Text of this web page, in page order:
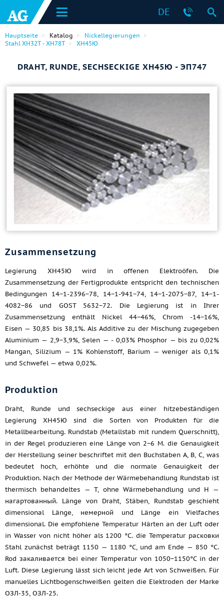
DE
Hauptseite Katalog
Nickellegierungen
Stahl ХН32Т - ХН78Т
ХН45Ю
DRAHT, RUNDE, SECHSECKIGE ХН45Ю - ЭП747
Zusammensetzung
Legierung ХН45Ю wird in offenen Elektroöfen. Die
Zusammensetzung der Fertigprodukte entspricht den technischen
Bedingungen 14−1-2396−78, 14−1-941−74, 14−1-2075−87, 14−1-
4082−86 und GOST 5632−72. Die Legierung ist in Ihrer
Zusammensetzung enthält Nickel 44−46%, Chrom -14−16%,
Eisen — 30,85 bis 38,1%. Als Additive zu der Mischung zugegeben
Aluminium — 2,9−3,9%, Selen — - 0,03% Phosphor — bis zu 0,02%
Mangan, Silizium — 1% Kohlenstoff, Barium — weniger als 0,1%
und Schwefel — etwa 0,02%.
Produktion
Draht, Runde und sechseckige aus einer hitzebeständigen
Legierung ХН45Ю sind die Sorten von Produkten für die
Metallbearbeitung. Rundstab (Metallstab mit rundem Querschnitt),
in der Regel produzieren eine Länge von 2−6 M. die Genauigkeit
der Herstellung seiner beschriftet mit den Buchstaben A, B, C, was
bedeutet hoch, erhöhte und die normale Genauigkeit der
Produktion. Nach der Methode der Wärmebehandlung Rundstab ist
thermisch behandeltes — T, ohne Wärmebehandlung und H —
нагартованный. Länge von Draht, Stäben, Rundstab geschieht
dimensional Länge, немерной und Länge ein Vielfaches
dimensional. Die empfohlene Temperatur Härten an der Luft oder
in Wasser von nicht höher als 1200 °C. die Temperatur расковки
Stahl zunächst beträgt 1150 — 1180 °C, und am Ende — 850 °C.
Rod закаливается bei einer Temperatur von 1050−1150°C in der
Luft. Diese Legierung lässt sich leicht jede Art von Schweißen. Für
manuelles Lichtbogenschweißen gelten die Elektroden der Marke
ОЗЛ-35, ОЗЛ-25.